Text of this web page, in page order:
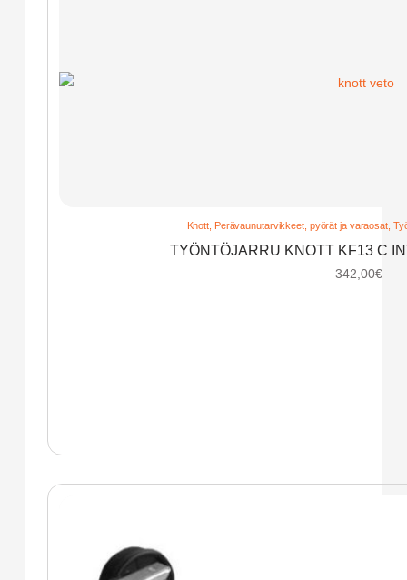
Knott Perävaunutarvikkeet, pyörät ja varaosat,
TYÖNTÖJARRU KNOTT KF13 C
342,00€